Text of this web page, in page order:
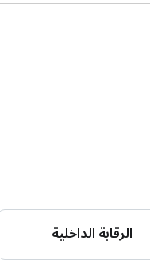
الرقابة الداخلية